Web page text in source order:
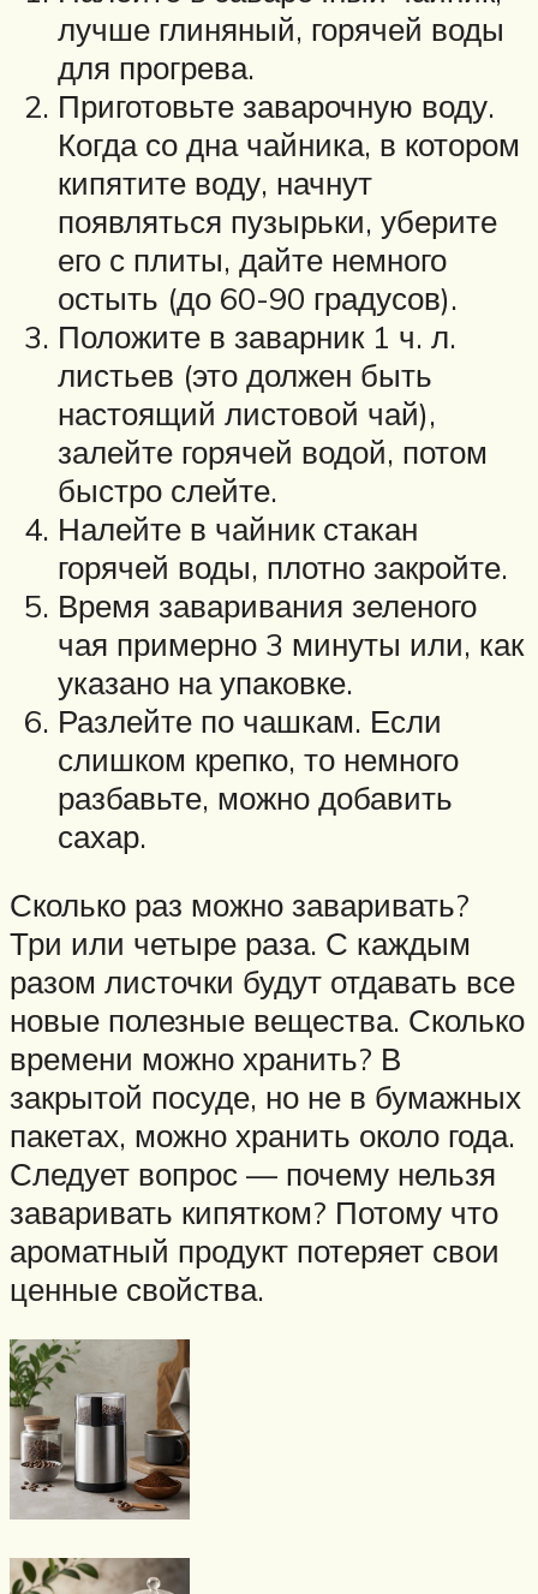
лучше глиняный, горячей воды
для прогрева.
Приготовьте заварочную воду.
Когда со дна чайника, в котором
кипятите воду, начнут
появляться пузырьки, уберите
его с плиты, дайте немного
остыть (до 60-90 градусов).
Положите в заварник 1 ч. л.
листьев (это должен быть
настоящий листовой чай),
залейте горячей водой, потом
быстро слейте.
Налейте в чайник стакан
горячей воды, плотно закройте.
Время заваривания зеленого
чая примерно 3 минуты или, как
указано на упаковке.
Разлейте по чашкам. Если
слишком крепко, то немного
разбавьте, можно добавить
сахар.
Сколько раз можно заваривать?
Три или четыре раза. С каждым
разом листочки будут отдавать все
новые полезные вещества. Сколько
времени можно хранить? В
закрытой посуде, но не в бумажных
пакетах, можно хранить около года.
Следует вопрос — почему нельзя
заваривать кипятком? Потому что
ароматный продукт потеряет свои
ценные свойства.